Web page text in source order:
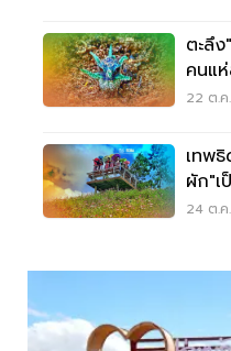
ตะลึ
คนแ
22 ต.
เทพ
ผัก"เ
24 ต.